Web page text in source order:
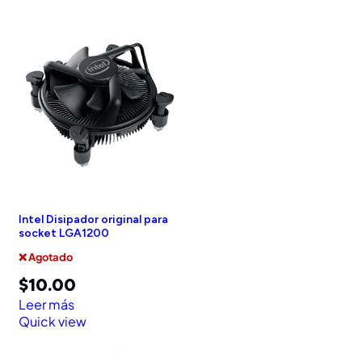
Intel Disipador original para
socket LGA1200
❌ Agotado
$10.00
Leer más
Quick view